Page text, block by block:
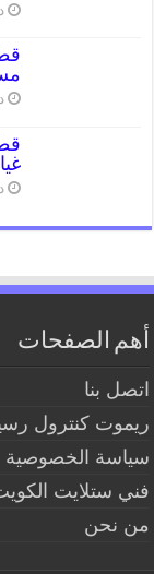
أهم الصفحات
اتصل بنا
ريموت كنترول
سياسة الخصوصية
فني ستلايت
من نحن